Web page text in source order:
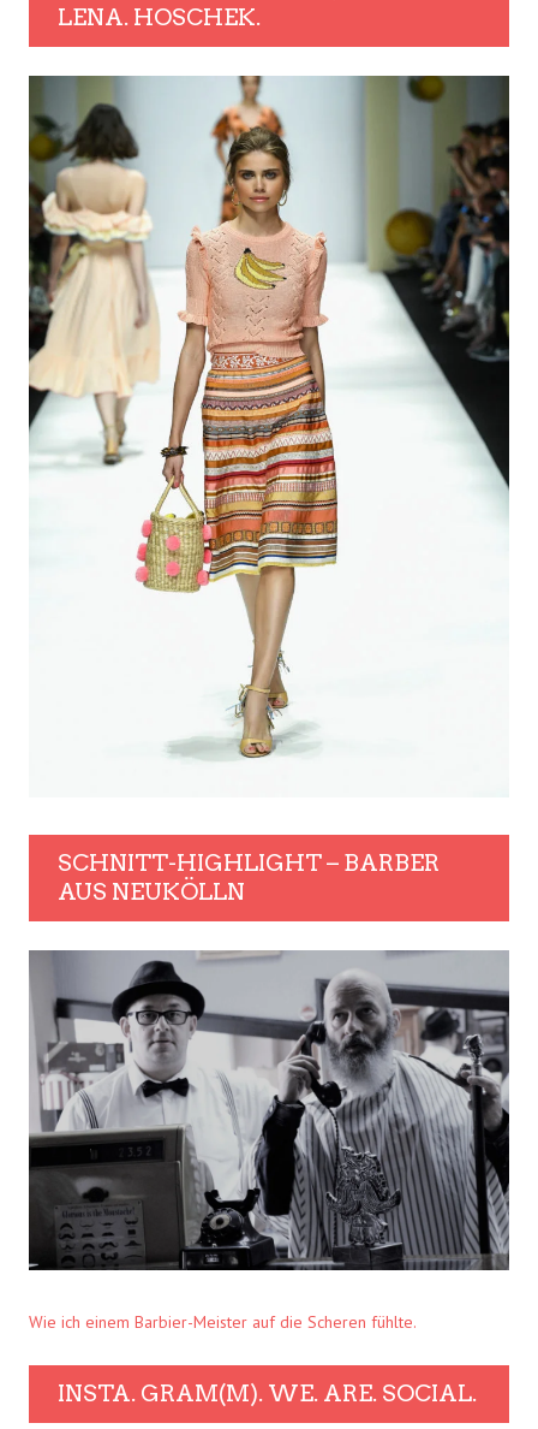
LENA. HOSCHEK.
SCHNITT-HIGHLIGHT – BARBER
AUS NEUKÖLLN
Wie ich einem Barbier-Meister auf die Scheren fühlte.
INSTA. GRAM(M). WE. ARE. SOCIAL.